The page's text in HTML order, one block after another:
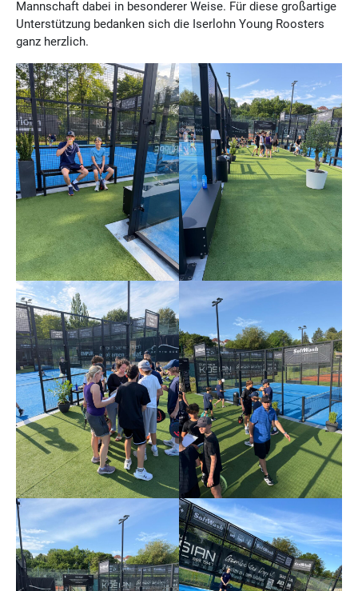
Mannschaft dabei in besonderer Weise. Für diese großartige
Unterstützung bedanken sich die Iserlohn Young Roosters
ganz herzlich.